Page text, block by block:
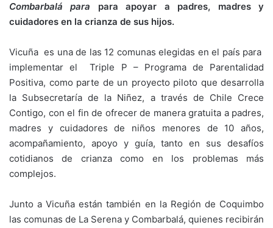
Combarbalá para para apoyar a padres, madres y
cuidadores en la crianza de sus hijos.
Vicuña es una de las 12 comunas elegidas en el país para
implementar el Triple P – Programa de Parentalidad
Positiva, como parte de un proyecto piloto que desarrolla
la Subsecretaría de la Niñez, a través de Chile Crece
Contigo, con el fin de ofrecer de manera gratuita a padres,
madres y cuidadores de niños menores de 10 años,
acompañamiento, apoyo y guía, tanto en sus desafíos
cotidianos de crianza como en los problemas más
complejos.
Junto a Vicuña están también en la Región de Coquimbo
las comunas de La Serena y Combarbalá, quienes recibirán